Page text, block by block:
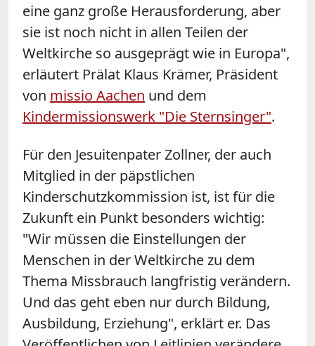
eine ganz große Herausforderung, aber
sie ist noch nicht in allen Teilen der
Weltkirche so ausgeprägt wie in Europa",
erläutert Prälat Klaus Krämer, Präsident
von missio Aachen und dem
Kindermissionswerk "Die Sternsinger".
Für den Jesuitenpater Zollner, der auch
Mitglied in der päpstlichen
Kinderschutzkommission ist, ist für die
Zukunft ein Punkt besonders wichtig:
"Wir müssen die Einstellungen der
Menschen in der Weltkirche zu dem
Thema Missbrauch langfristig verändern.
Und das geht eben nur durch Bildung,
Ausbildung, Erziehung", erklärt er. Das